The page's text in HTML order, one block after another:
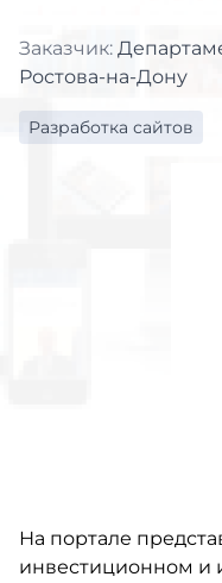
Заказчик:
Ростова-на-Дону
Разработка сайтов
На портале
инвестиционном и